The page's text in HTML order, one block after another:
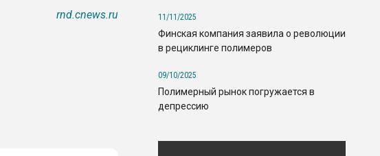
rnd.cnews.ru 11/11/2025
Финская компания заявила о революции
в рециклинге полимеров
09/10/2025
Полимерный рынок погружается в
депрессию